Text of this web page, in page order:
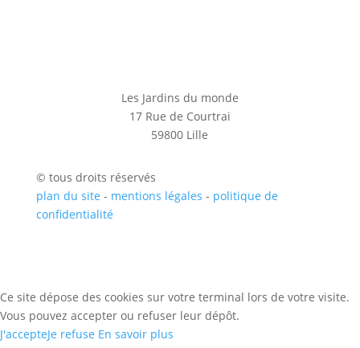
Les Jardins du monde
17 Rue de Courtrai
59800 Lille
© tous droits réservés
plan du site - mentions légales - politique de
confidentialité
Ce site dépose des cookies sur votre terminal lors de votre visite.
Vous pouvez accepter ou refuser leur dépôt.
J'accepteJe refuse En savoir plus